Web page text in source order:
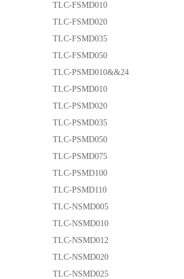
TLC-FSMD010
TLC-FSMD020
TLC-FSMD035
TLC-FSMD050
TLC-PSMD010&&24
TLC-PSMD010
TLC-PSMD020
TLC-PSMD035
TLC-PSMD050
TLC-PSMD075
TLC-PSMD100
TLC-PSMD110
TLC-NSMD005
TLC-NSMD010
TLC-NSMD012
TLC-NSMD020
TLC-NSMD025